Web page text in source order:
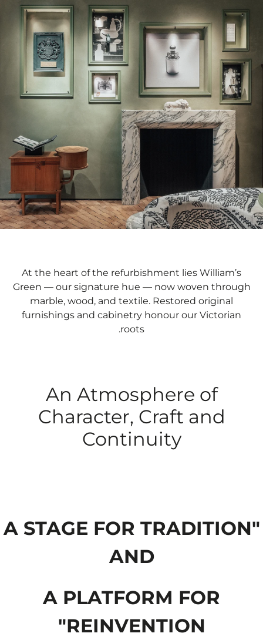
An Atmosphere of
Character, Craft and
Continuity
At the heart of the refurbishment lies William’s
Green — our signature hue — now woven through
marble, wood, and textile. Restored original
furnishings and cabinetry honour our Victorian
roots.
"A STAGE FOR TRADITION
AND
A PLATFORM FOR
REINVENTION"